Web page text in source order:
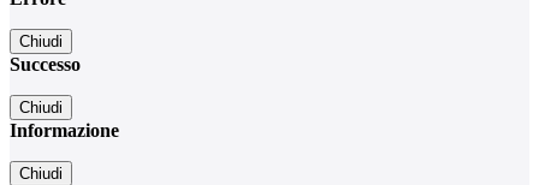
Chiudi
Successo
Chiudi
Informazione
Chiudi